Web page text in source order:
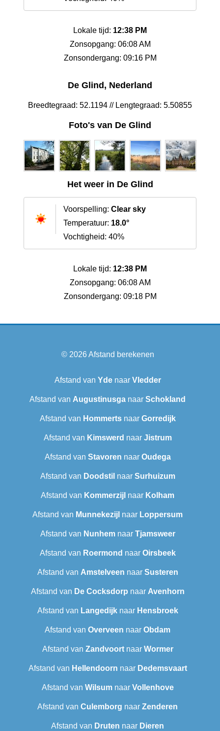
Lokale tijd: 12:38 PM
Zonsopgang: 06:08 AM
Zonsondergang: 09:16 PM
De Glind, Nederland
Breedtegraad: 52.1194 // Lengtegraad: 5.50855
Foto's van De Glind
Het weer in De Glind
Voorspelling: Clear sky
Temperatuur: 18.0°
Vochtigheid: 40%
Lokale tijd: 12:38 PM
Zonsopgang: 06:08 AM
Zonsondergang: 09:18 PM
© 2026Afstand berekenen
Afstand van Ydenaar Vledder
Afstand van Augustinusga naar Schokland
Afstand van Hommertsnaar Gorredijk
Afstand van Kimswerd naar Jistrum
Afstand van Stavoren naar Oudega
Afstand van Doodstil naar Surhuizum
Afstand van Kommerzijl naar Kolham
Afstand van Munnekezijl naar Loppersum
Afstand van Nunhemnaar Tjamsweer
Afstand van Roermond naar Oirsbeek
Afstand van Amstelveen naar Susteren
Afstand van De Cocksdorp naar Avenhorn
Afstand van Langedijknaar Hensbroek
Afstand van Overveen naar Obdam
Afstand van Zandvoortnaar Wormer
Afstand van Hellendoorn naar Dedemsvaart
Afstand van Wilsumnaar Vollenhove
Afstand van Culemborg naar Zenderen
Afstand van Druten naar Dieren